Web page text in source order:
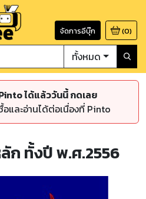
จัดการอีบุ๊ก (0)
ทั้งหมด
ได้แล้ววันนี้ กดเลย
และอ่านได้ต่อเนื่องที่ Pinto
ก ทั้งปี พ.ศ.2556